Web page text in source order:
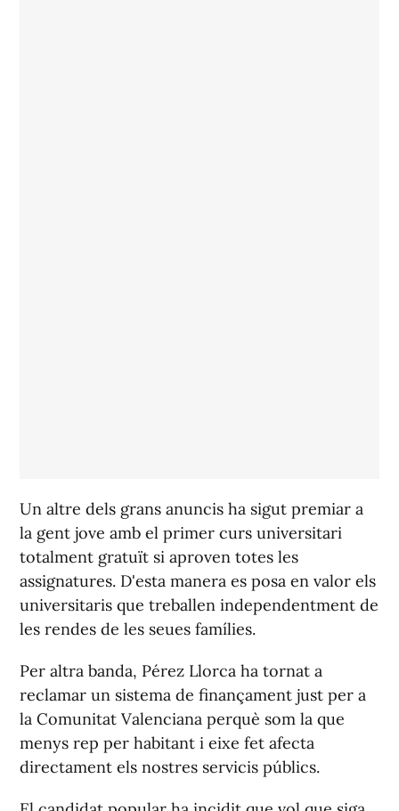
Un altre dels grans anuncis ha sigut premiar a
la gent jove amb el primer curs universitari
totalment gratuït si aproven totes les
assignatures. D'esta manera es posa en valor els
universitaris que treballen independentment de
les rendes de les seues famílies.
Per altra banda, Pérez Llorca ha tornat a
reclamar un sistema de finançament just per a
la Comunitat Valenciana perquè som la que
menys rep per habitant i eixe fet afecta
directament els nostres servicis públics.